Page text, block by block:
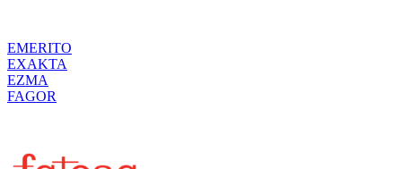
EMERITO
EXAKTA
EZMA
FAGOR